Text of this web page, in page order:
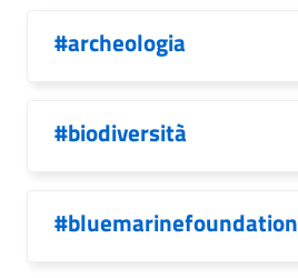
#archeologia
#biodiversità
#bluemarinefoundation